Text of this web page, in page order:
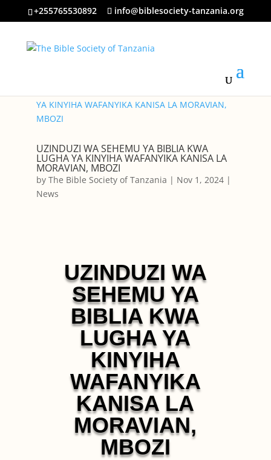
+255765530892 info@biblesociety-tanzania.org
UZINDUZI WA SEHEMU YA BIBLIA KWA
LUGHA YA KINYIHA WAFANYIKA KANISA LA
MORAVIAN, MBOZI
by The Bible Society of Tanzania | Nov 1, 2024|
News
UZINDUZI WA
SEHEMU YA
BIBLIA KWA
LUGHA YA
KINYIHA
WAFANYIKA
KANISA LA
MORAVIAN,
MBOZI